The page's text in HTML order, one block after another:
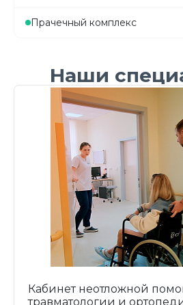
Прачечный комплекс
Наши
Кабинет неотложной
травматологии и